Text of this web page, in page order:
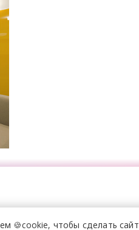
во всех его
🍪cookie, чтобы сделать сайт